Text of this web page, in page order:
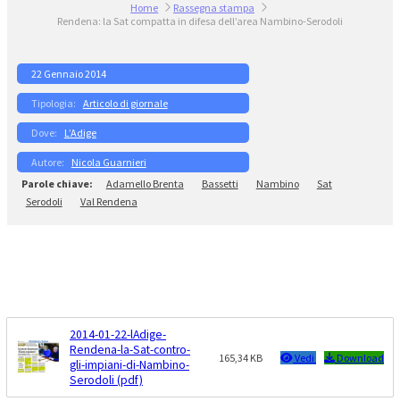
Home
Rassegna stampa
Rendena: la Sat compatta in difesa dell’area Nambino-Serodoli
22 Gennaio 2014
Articolo di giornale
L’Adige
Nicola Guarnieri
Adamello Brenta
Bassetti Nambino
Sat
Serodoli
Val Rendena
2014-01-22-lAdige-
Rendena-la-Sat-contro-
gli-impiani-di-Nambino-
Serodoli (pdf)
165,34 KB Vedi Download